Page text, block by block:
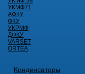
УКМФ71
АФКУ
ФКУ
УКРМФ
ДФКУ
VARSET
ORTEA
Конденсаторы